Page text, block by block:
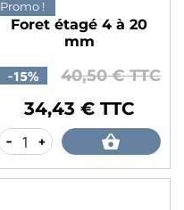
Promo !
Foret étagé 4 à 20
mm
-15% 40,50 € TTC
34,43 € TTC
- +